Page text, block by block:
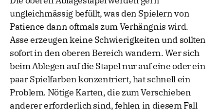
ungleichmässig befüllt, was den Spielern von
Patience dann oftmals zum Verhängnis wird.
Asse erzeugen keine Schwierigkeiten und sollten
sofort in den oberen Bereich wandern. Wer sich
beim Ablegen auf die Stapel nur auf eine oder ein
paar Spielfarben konzentriert, hat schnell ein
Problem. Nötige Karten, die zum Verschieben
anderer erforderlich sind, fehlen in diesem Fall